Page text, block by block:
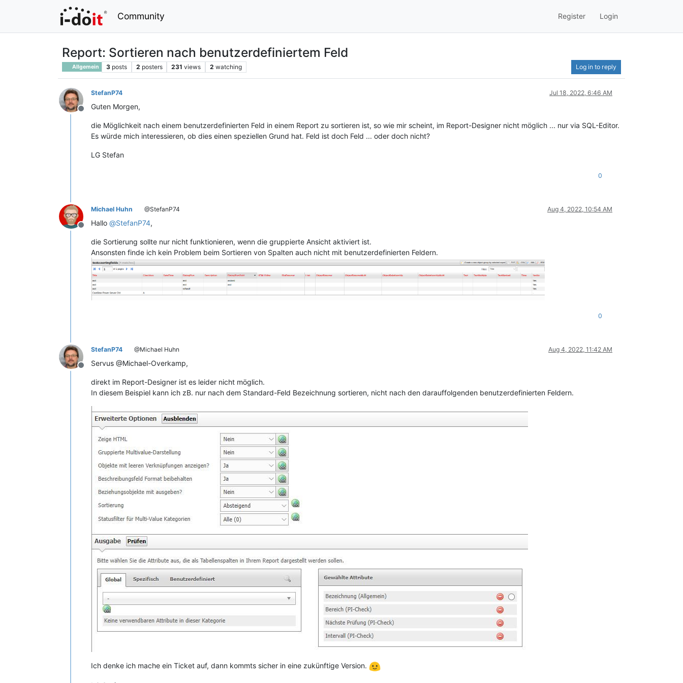
Community Register Login
Report: Sortieren nach benutzerdefiniertem Feld
Allgemein 3 posts 2 posters 231 views 2 watching Log in to reply
Offline
StefanP74 Jul 18, 2022, 6:46 AM
Guten Morgen,
die Möglichkeit nach einem benutzerdefinierten Feld in einem Report zu sortieren ist, so wie mir scheint, im Report-Designer nicht möglich ... nur via SQL-Editor.
Es würde mich interessieren, ob dies einen speziellen Grund hat. Feld ist doch Feld ... oder doch nicht?
LG Stefan
0
Offline
Michael Huhn @StefanP74 Aug 4, 2022, 10:54 AM
Hallo @StefanP74,
die Sortierung sollte nur nicht funktionieren, wenn die gruppierte Ansicht aktiviert ist.
Ansonsten finde ich kein Problem beim Sortieren von Spalten auch nicht mit benutzerdefinierten Feldern.
0
Offline
StefanP74 @Michael Huhn Aug 4, 2022, 11:42 AM
Servus @Michael-Overkamp,
direkt im Report-Designer ist es leider nicht möglich.
In diesem Beispiel kann ich zB. nur nach dem Standard-Feld Bezeichnung sortieren, nicht nach den darauffolgenden benutzerdefinierten Feldern.
Ich denke ich mache ein Ticket auf, dann kommts sicher in eine zukünftige Version.